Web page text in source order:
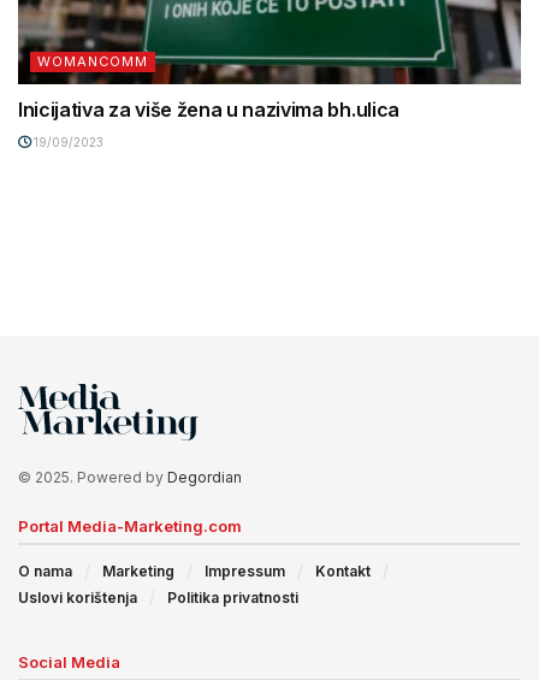
WOMANCOMM
Inicijativa za više žena u nazivima bh.ulica
19/09/2023
© 2025. Powered by Degordian
Portal Media-Marketing.com
O nama Marketing Impressum
Kontakt
Uslovi korištenja
Politika privatnosti
Social Media